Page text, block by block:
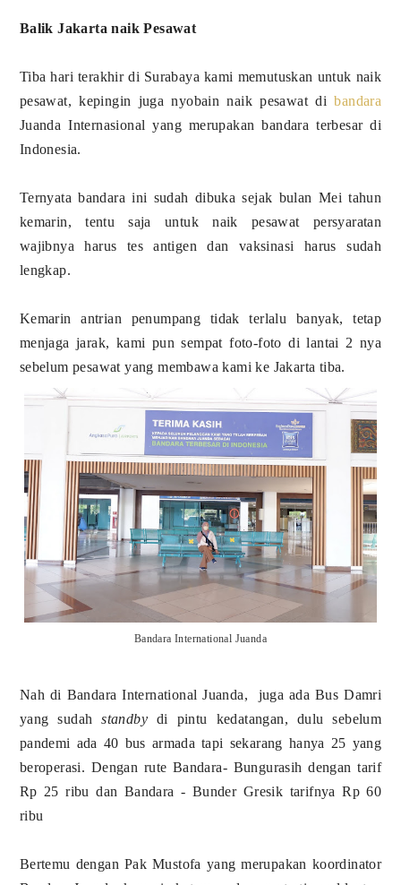
Balik Jakarta naik Pesawat
Tiba hari terakhir di Surabaya kami memutuskan untuk naik
pesawat, kepingin juga nyobain naik pesawat dibandara
Juanda Internasional yang merupakan bandara terbesar di
Indonesia.
Ternyata bandara ini sudah dibuka sejak bulan Mei tahun
kemarin, tentu saja untuk naik pesawat persyaratan
wajibnya harus tes antigen dan vaksinasi harus sudah
lengkap.
Kemarin antrian penumpang tidak terlalu banyak, tetap
menjaga jarak, kami pun sempat foto-foto di lantai 2 nya
sebelum pesawat yang membawa kami ke Jakarta tiba.
Bandara International Juanda
Nah di Bandara International Juanda, juga ada Bus Damri
yang sudahstandby di pintu kedatangan, dulu sebelum
pandemi ada 40 bus armada tapi sekarang hanya 25 yang
beroperasi. Dengan rute Bandara- Bungurasih dengan tarif
Rp 25 ribu dan Bandara - Bunder Gresik tarifnya Rp 60
ribu
Bertemu dengan Pak Mustofa yang merupakan koordinator